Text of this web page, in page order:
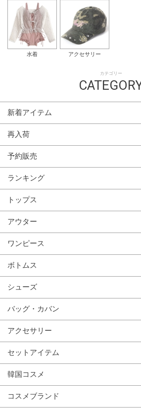
水着 アクセサリー
カテゴリー
新着アイテム
再入荷
予約販売
ランキング
トップス
アウター
ワンピース
ボトムス
シューズ
バッグ・カバン
アクセサリー
セットアイテム
韓国コスメ
コスメブランド